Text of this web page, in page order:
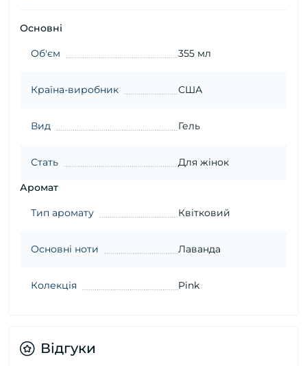
Основні
Об'єм 355 мл
Країна-виробник США
Вид Гель
Стать Для жінок
Аромат
Тип аромату Квітковий
Основні ноти Лаванда
Колекція Pink
Відгуки